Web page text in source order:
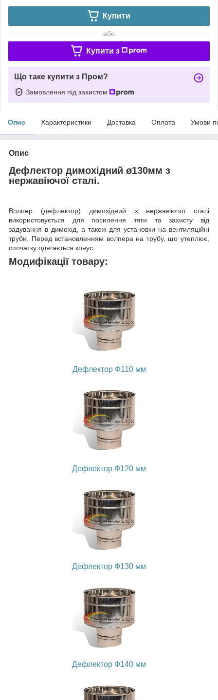
Купити
або
Купити з
Що таке купити з Пром?
Замовлення під захистом
Опис Характеристики Доставка Оплата Умови
Опис
Дефлектор димохідний ø130мм з
нержавіючої сталі.
Волпер (дефлектор) димохідний з нержавіючої сталі
використовується для посилення тяги та захисту від
задування в димохід, а також для установки на вентиляційні
труби. Перед встановленням волпера на трубу, що утеплює,
спочатку одягається конус.
Модифікації товару:
Дефлектор Ф110 мм
Дефлектор Ф120 мм
Дефлектор Ф130 мм
Дефлектор Ф140 мм